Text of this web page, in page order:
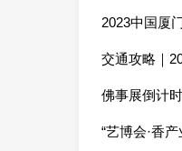
2023中国厦
交通攻略｜
佛事展倒计
“艺博会·香